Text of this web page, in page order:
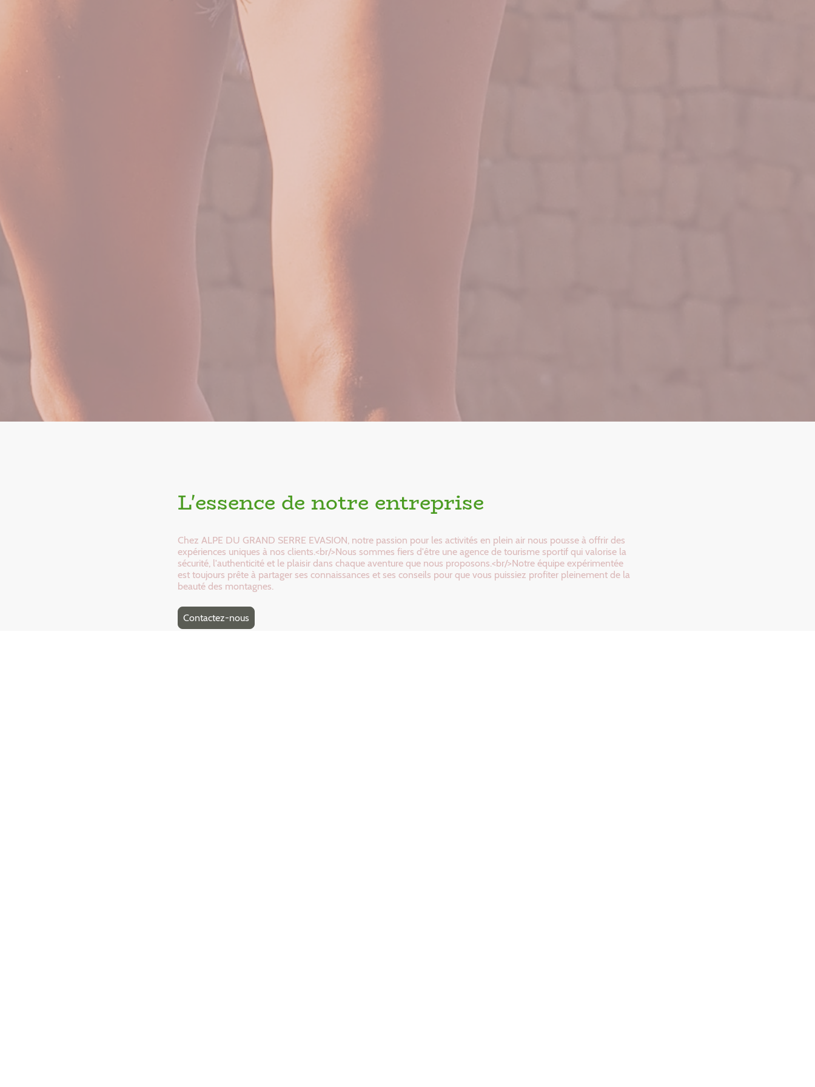
L'essence de notre entreprise
Chez ALPE DU GRAND SERRE EVASION, notre passion pour les activités en plein air nous pousse à offrir des
expériences uniques à nos clients.<br/>Nous sommes fiers d'être une agence de tourisme sportif qui valorise la
sécurité, l'authenticité et le plaisir dans chaque aventure que nous proposons.<br/>Notre équipe expérimentée
est toujours prête à partager ses connaissances et ses conseils pour que vous puissiez profiter pleinement de la
beauté des montagnes.
Contactez-nous